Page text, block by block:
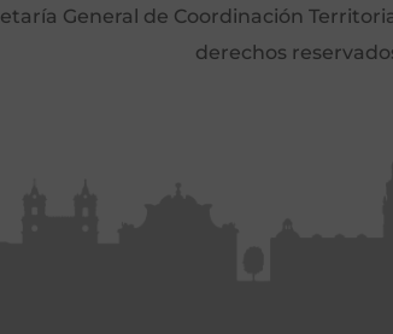
General de Coordinación
derechos